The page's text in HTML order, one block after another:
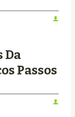
Da
Passos